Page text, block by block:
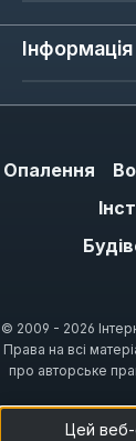
Інформація
Опалення
© 2009 - 2026
Права на всі
про авторське
Цей